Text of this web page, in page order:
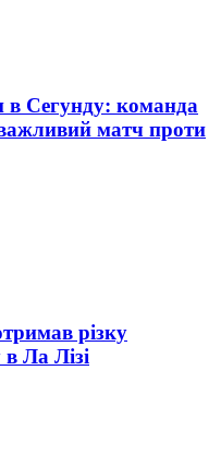
в Сегунду: команда
матч проти
різку
Ла Лізі